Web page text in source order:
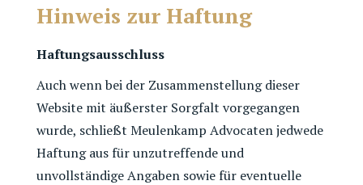
Hinweis zur Haftung
Haftungsausschluss
Auch wenn bei der Zusammenstellung dieser
Website mit äußerster Sorgfalt vorgegangen
wurde, schließt Meulenkamp Advocaten jedwede
Haftung aus für unzutreffende und
unvollständige Angaben sowie für eventuelle